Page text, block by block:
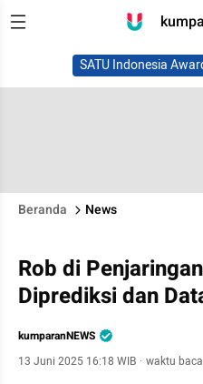
SATU Indonesia
Beranda News
Rob di
Diprediksi dan
kumparanNEWS
13 Juni 2025 16:18 WIB · waktu